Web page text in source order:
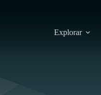
Explorar